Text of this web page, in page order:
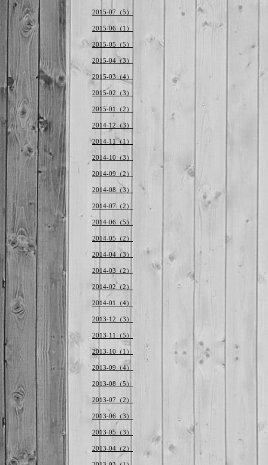
2015-07（5）
2015-06（1）
2015-05（5）
2015-04（3）
2015-03（4）
2015-02（3）
2015-01（2）
2014-12（3）
2014-11（1）
2014-10（3）
2014-09（2）
2014-08（3）
2014-07（2）
2014-06（5）
2014-05（2）
2014-04（3）
2014-03（2）
2014-02（2）
2014-01（4）
2013-12（3）
2013-11（5）
2013-10（1）
2013-09（4）
2013-08（5）
2013-07（2）
2013-06（3）
2013-05（3）
2013-04（2）